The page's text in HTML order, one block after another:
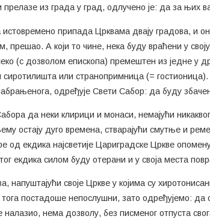
прелазе из града у град, одлучено је: да за
припада Црквама двају градова, и
А који то чине, нека буду враћени у
неко (с дозволом епископа) премештен из једне
или странопримница (=
одређује Свети Сабор: да буду
да неки клирици и монаси, немајући
остају дуго времена, стварајући смутње и
од екдика најсветије Цариградске Цркве
екдика силом буду отерани и у своја места
напуштајући своје Цркве у којима су
постадоше непослушни, зато одређујемо: да
нема дозволу, без писменог отпуста